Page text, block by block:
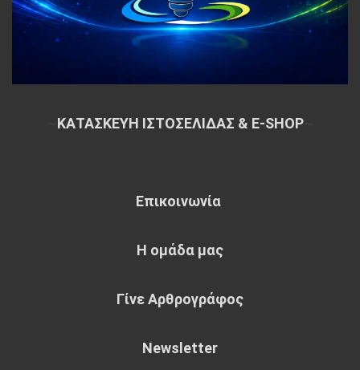
ΚΑΤΑΣΚΕΥΗ ΙΣΤΟΣΕΛΙΔΑΣ & E-SHOP~
Επικοινωνία
Η ομάδα μας
Γίνε Αρθρογράφος
Newsletter